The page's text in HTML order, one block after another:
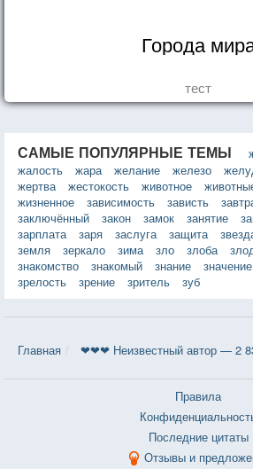
Города
тест
САМЫЕ ПОПУЛЯРНЫЕ ТЕМЫ
жалость
жара желание железо
жертва
жестокость животное
жизненное
зависимость зависть
заключённый
закон замок занятие
зарплата
заря заслуга защита
земля
зеркало зима зло злоба
знакомство
знакомый знание значение
зрелость
зрение зритель зуб
Главная ❤❤❤ Неизвестный автор — 2
Правила
Последние цитаты
Отзывы и